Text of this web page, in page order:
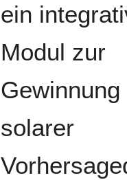
ein
Modul zur
Gewinnung
solarer